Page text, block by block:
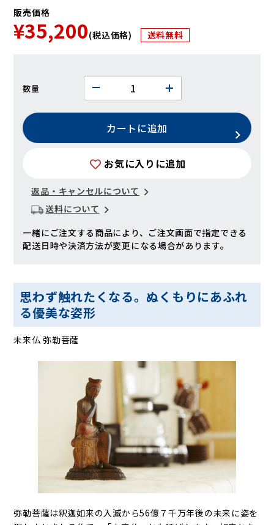
販売価格
¥35,200(税込価格) 送料無料
数量
カートに追加
お気に入りに追加
返品・キャンセルについて
送料について
一緒にご注文する商品により、ご注文画面で指定できる
配送日時や決済方法が変更になる場合があります。
思わず触れたくなる。ぬくもりにあふれ
る優美な姿形
未来仏 弥勒菩薩
弥勒菩薩は釈迦如来の入滅から56億７千万年後の未来に姿を